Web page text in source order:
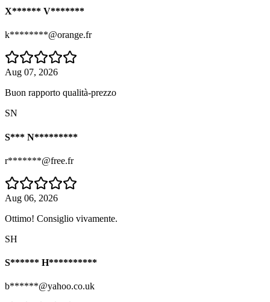
X****** V*******
k********@orange.fr
Aug 07, 2026
Buon rapporto qualità-prezzo
SN
S*** N*********
r*******@free.fr
Aug 06, 2026
Ottimo! Consiglio vivamente.
SH
S****** H**********
b******@yahoo.co.uk